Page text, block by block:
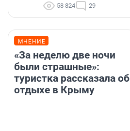
58 824 29
МНЕНИЕ
«За неделю две ночи
были страшные»:
туристка рассказала об
отдыхе в Крыму